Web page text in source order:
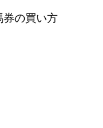
券の買い方